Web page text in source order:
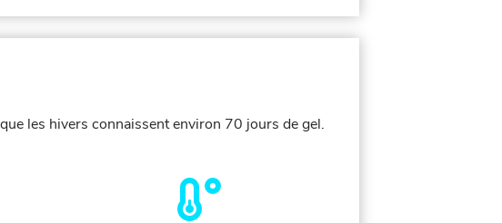
les hivers connaissent environ 70 jours de gel.